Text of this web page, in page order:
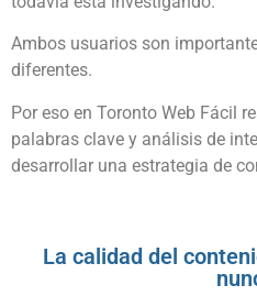
Ambos usuarios son
diferentes.
Por eso en Toronto Web Fácil
palabras clave y análisis de
desarrollar una estrategia de
La calidad del